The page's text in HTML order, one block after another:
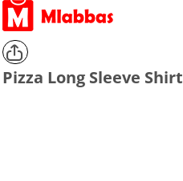
Pizza Long Sleeve Shirt